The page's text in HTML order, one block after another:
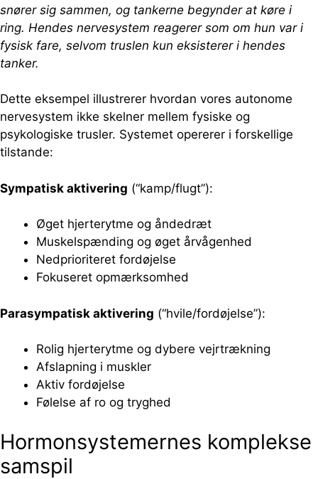
snører sig sammen, og tankerne begynder at køre i
ring. Hendes nervesystem reagerer som om hun var i
fysisk fare, selvom truslen kun eksisterer i hendes
tanker.
Dette eksempel illustrerer hvordan vores autonome
nervesystem ikke skelner mellem fysiske og
psykologiske trusler. Systemet opererer i forskellige
tilstande:
Sympatisk aktivering (“kamp/flugt”):
Øget hjerterytme og åndedræt
Muskelspænding og øget årvågenhed
Nedprioriteret fordøjelse
Fokuseret opmærksomhed
Parasympatisk aktivering (“hvile/fordøjelse”):
Rolig hjerterytme og dybere vejrtrækning
Afslapning i muskler
Aktiv fordøjelse
Følelse af ro og tryghed
Hormonsystemernes komplekse
samspil